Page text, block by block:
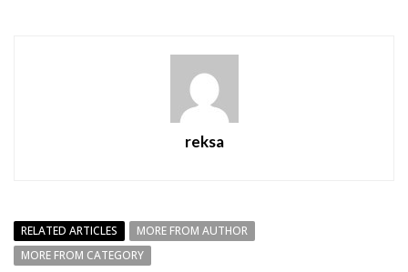
reksa
RELATED ARTICLES
MORE FROM AUTHOR
MORE FROM CATEGORY